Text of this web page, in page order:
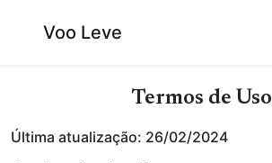
Voo Leve
Termos de Uso
Última atualização: 26/02/2024